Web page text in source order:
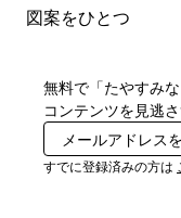
図案をひとつ
無料で「たやすみ
コンテンツを見逃
すでに登録済みの方は